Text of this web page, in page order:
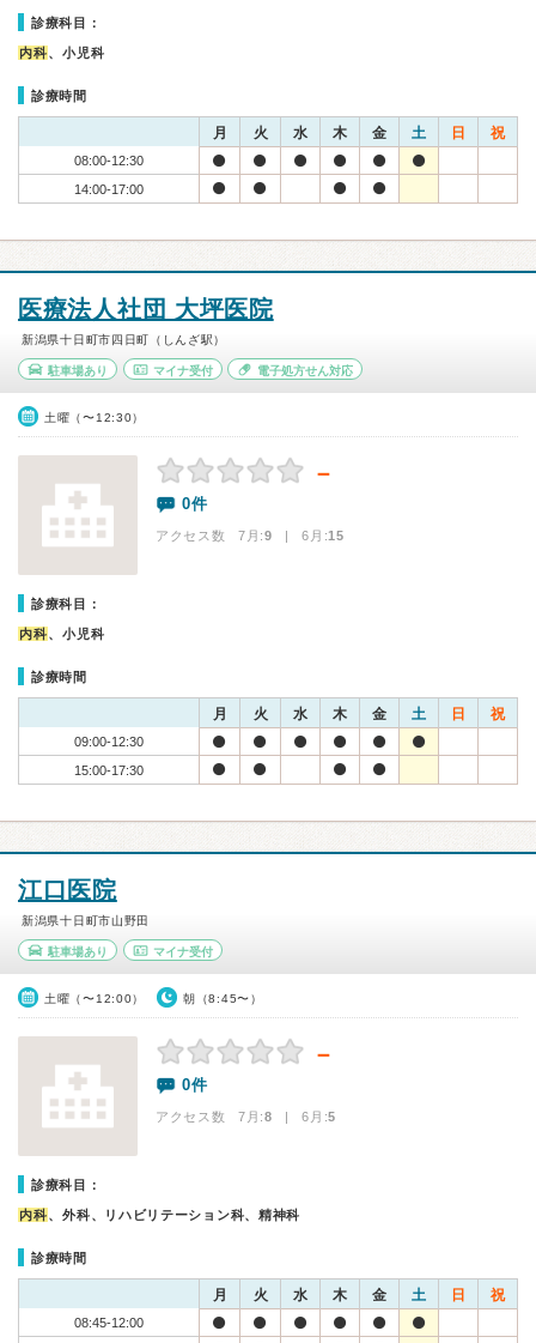
診療科目：
内科、小児科
診療時間
月 火 水 木 金 土 日 祝
08:00-12:30
14:00-17:00
医療法人社団 大坪医院
新潟県十日町市四日町（しんざ駅）
駐車場あり マイナ受付 電子処方せん対応
土曜（〜12:30）
－
0件
アクセス数 7月:9 | 6月:15
診療科目：
内科、小児科
診療時間
月 火 水 木 金 土 日 祝
09:00-12:30
15:00-17:30
江口医院
新潟県十日町市山野田
駐車場あり マイナ受付
土曜（〜12:00） 朝（8:45〜）
－
0件
アクセス数 7月:8 | 6月:5
診療科目：
内科、外科、リハビリテーション科、精神科
診療時間
月 火 水 木 金 土 日 祝
08:45-12:00